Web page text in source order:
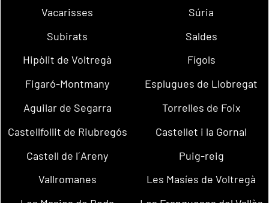
Vacarisses
Súria
Subirats
Saldes
Hipòlit de Voltregà
Fígols
Figaró-Montmany
Esplugues de Llobregat
Aguilar de Segarra
Torrelles de Foix
Castellfollit de Riubregós
Castellet i la Gornal
Castell de l´Areny
Puig-reig
Vallromanes
Les Masíes de Voltregà